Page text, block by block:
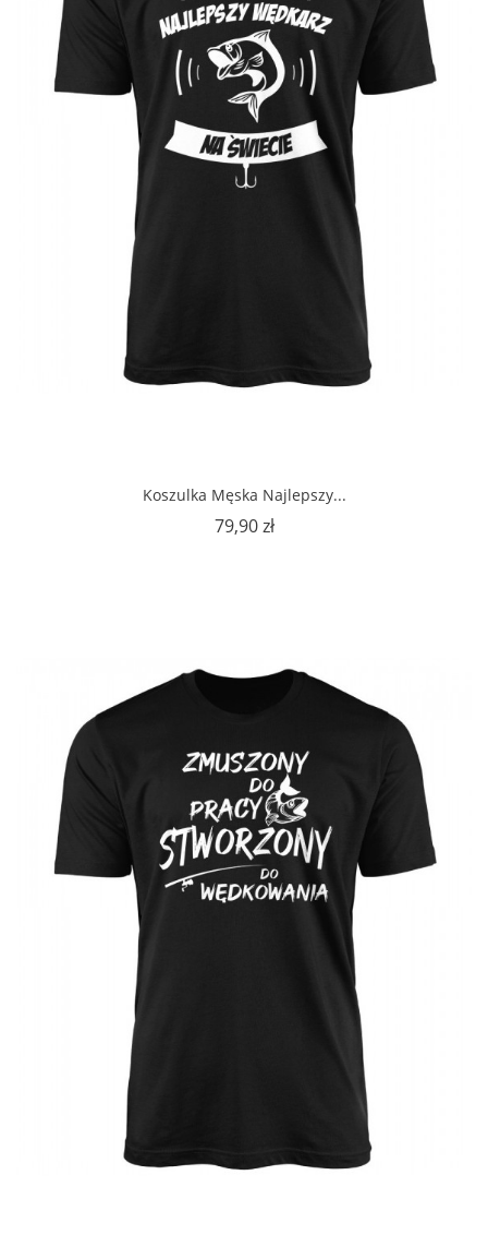
Koszulka Męska Najlepszy...
79,90 złCena